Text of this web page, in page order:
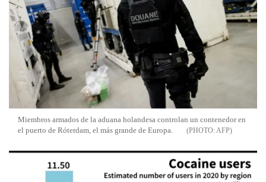
Miembros armados de la aduana holandesa controlan un contenedor en
el puerto de Róterdam, el más grande de Europa.
AFP